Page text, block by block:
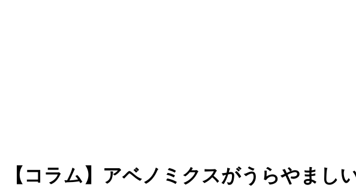
【コラム】アベノミクスがうらやまし